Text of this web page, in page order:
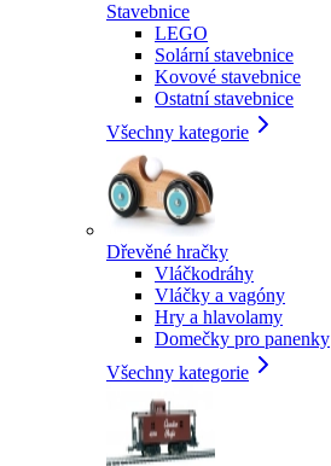
Stavebnice
LEGO
Solární stavebnice
Kovové stavebnice
Ostatní stavebnice
Všechny kategorie
Dřevěné hračky
Vláčkodráhy
Vláčky a vagóny
Hry a hlavolamy
Domečky pro panenky
Všechny kategorie